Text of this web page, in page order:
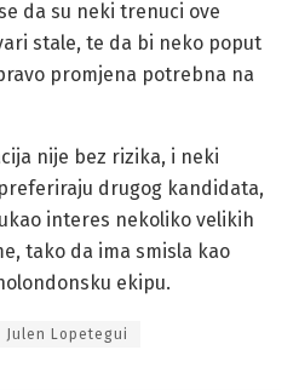
da su neki trenuci ove
stale, te da bi neko poput
promjena potrebna na
nije bez rizika, i neki
preferiraju drugog kandidata,
interes nekoliko velikih
tako da ima smisla kao
ekipu.
Julen Lopetegui